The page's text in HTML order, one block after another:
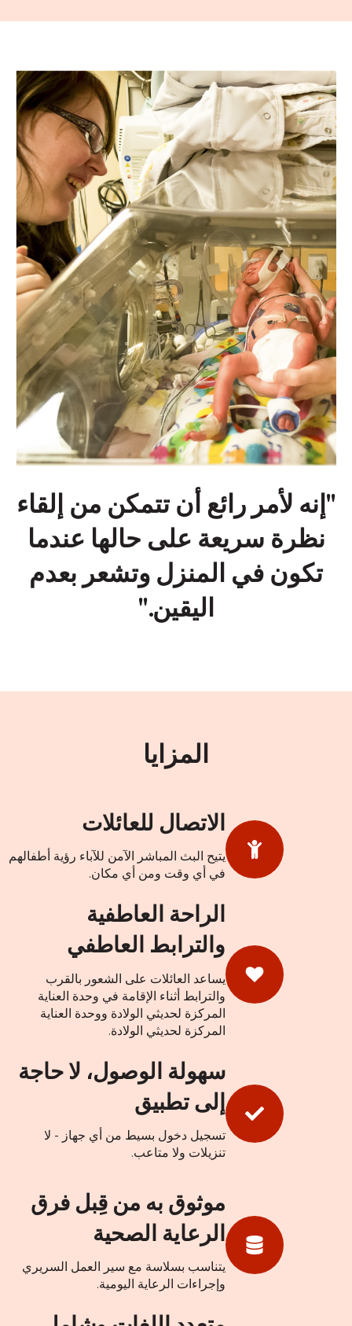
"إنه لأمر رائع أن تتمكن من إلقاء
نظرة سريعة على حالها عندما
تكون في المنزل وتشعر بعدم
اليقين."
المزايا
الاتصال للعائلات
يتيح البث المباشر الآمن للآباء رؤية أطفالهم
في أي وقت ومن أي مكان.
الراحة العاطفية
والترابط العاطفي
يساعد العائلات على الشعور بالقرب
والترابط أثناء الإقامة في وحدة العناية
المركزة لحديثي الولادة ووحدة العناية
المركزة لحديثي الولادة.
سهولة الوصول، لا حاجة
إلى تطبيق
تسجيل دخول بسيط من أي جهاز - لا
تنزيلات ولا متاعب.
موثوق به من قِبل فرق
الرعاية الصحية
يتناسب بسلاسة مع سير العمل السريري
وإجراءات الرعاية اليومية.